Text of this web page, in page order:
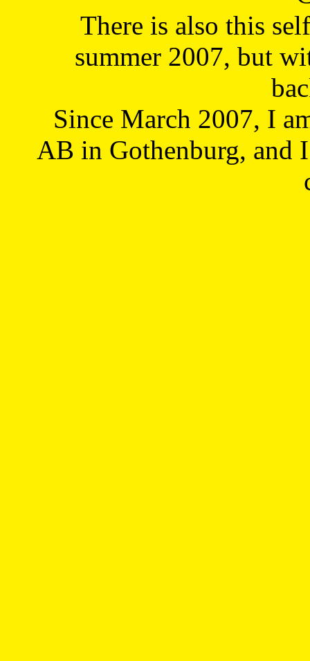
There is also this
summer 2007, but
Since March 2007, I
AB in Gothenburg, and